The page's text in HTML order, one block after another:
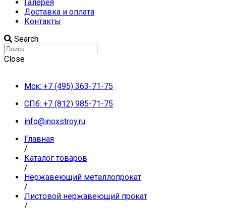
Галерея
Доставка и оплата
Контакты
Search
Close
Мск: +7 (495) 363-71-75
СПб: +7 (812) 985-71-75
info@inoxstroy.ru
Главная
/
Каталог товаров
/
Нержавеющий металлопрокат
/
Листовой нержавеющий прокат
/